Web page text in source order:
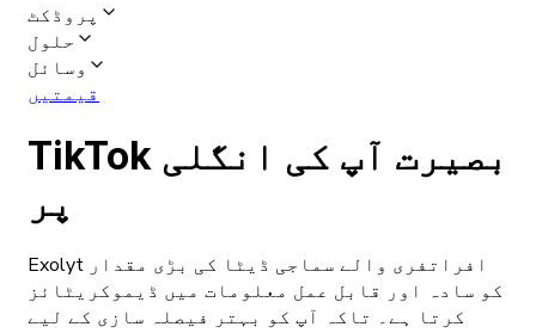
پروڈکٹ
حلول
وسائل
قیمتیں
TikTok بصیرت آپ کی انگلی
پر
Exolyt افراتفری والے سماجی ڈیٹا کی بڑی مقدار
کو سادہ اور قابل عمل معلومات میں ڈیموکریٹائز
کرتا ہے۔ تاکہ آپ کو بہتر فیصلہ سازی کے لیے